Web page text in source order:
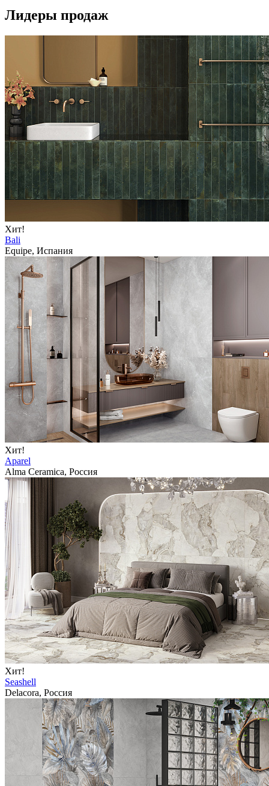
Лидеры продаж
Хит!
Bali
Equipe, Испания
Хит!
Aparel
Alma Ceramica, Россия
Хит!
Seashell
Delacora, Россия